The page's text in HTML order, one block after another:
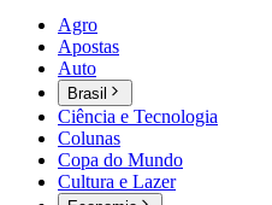
Agro
Apostas
Auto
Brasil
Ciência e Tecnologia
Colunas
Copa do Mundo
Cultura e Lazer